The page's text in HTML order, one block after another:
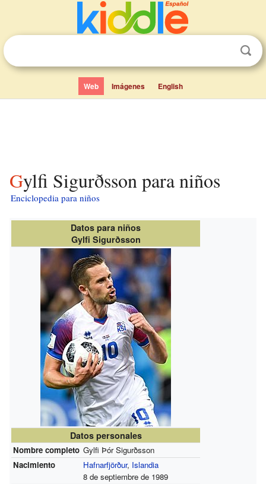
Web Imágenes English
Gylfi Sigurðsson para niños
Enciclopedia para niños
Datos para niños
Gylfi Sigurðsson
Datos personales
Nombre completo Gylfi Þór Sigurðsson
Nacimiento
Hafnarfjörður, Islandia
8 de septiembre de 1989